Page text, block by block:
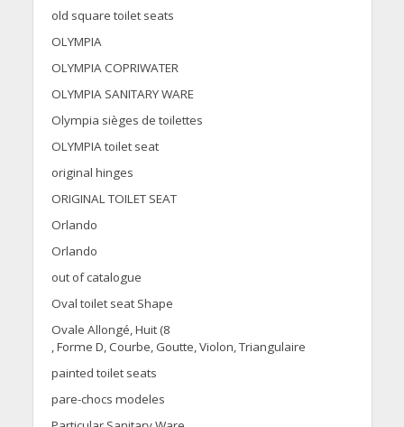
old square toilet seats
OLYMPIA
OLYMPIA COPRIWATER
OLYMPIA SANITARY WARE
Olympia sièges de toilettes
OLYMPIA toilet seat
original hinges
ORIGINAL TOILET SEAT
Orlando
Orlando
out of catalogue
Oval toilet seat Shape
Ovale Allongé, Huit (8
, Forme D, Courbe, Goutte, Violon, Triangulaire
painted toilet seats
pare-chocs modeles